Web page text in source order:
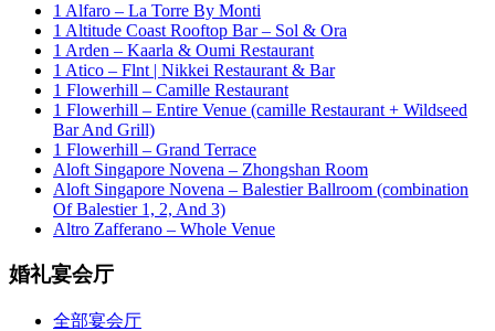
1 Alfaro – La Torre By Monti
1 Altitude Coast Rooftop Bar – Sol & Ora
1 Arden – Kaarla & Oumi Restaurant
1 Atico – Flnt | Nikkei Restaurant & Bar
1 Flowerhill – Camille Restaurant
1 Flowerhill – Entire Venue (camille Restaurant + Wildseed
Bar And Grill)
1 Flowerhill – Grand Terrace
Aloft Singapore Novena – Zhongshan Room
Aloft Singapore Novena – Balestier Ballroom (combination
Of Balestier 1, 2, And 3)
Altro Zafferano – Whole Venue
婚礼宴会厅
全部宴会厅